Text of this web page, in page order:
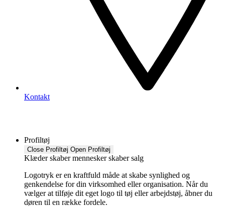
Kontakt
Profiltøj
Close Profiltøj Open Profiltøj
Klæder skaber mennesker skaber salg
Logotryk er en kraftfuld måde at skabe synlighed og
genkendelse for din virksomhed eller organisation. Når du
vælger at tilføje dit eget logo til tøj eller arbejdstøj, åbner du
døren til en række fordele.